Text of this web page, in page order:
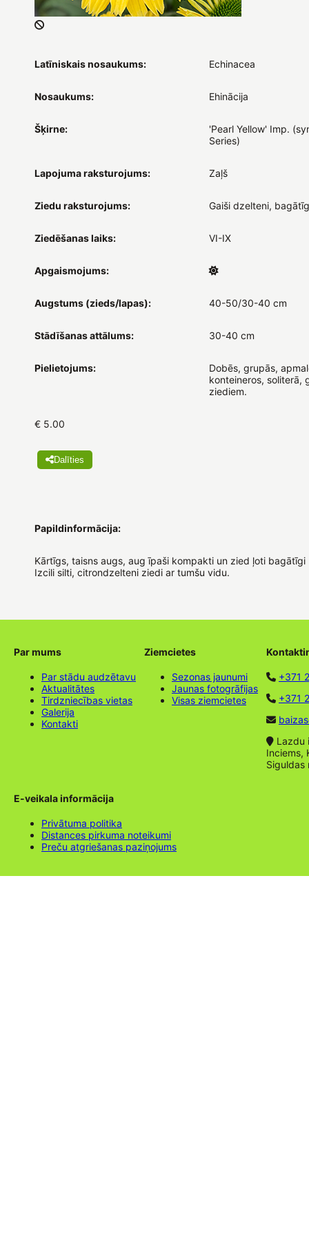
Latīniskais nosaukums: Echinacea
Nosaukums: Ehinācija
Šķirne:
'Pearl Yellow' Imp.
Series)
Lapojuma raksturojums: Zaļš
Ziedu raksturojums: Gaiši dzelteni,
Ziedēšanas laiks: VI-IX
Apgaismojums:
Augstums (zieds/lapas): 40-50/30-40 cm
Stādīšanas attālums: 30-40 cm
Pielietojums:
Dobēs, grupās,
konteineros, soliterā,
ziediem.
€ 5.00
Dalīties
Papildinformācija:
Kārtīgs, taisns augs, aug īpaši kompakti un zied ļoti bagātīgi
Izcili silti, citrondzelteni ziedi ar tumšu vidu.
Par mums
Par stādu audzētavu
Aktualitātes
Tirdzniecības vietas
Galerija
Kontakti
Ziemcietes
Sezonas jaunumi
Jaunas fotogrāfijas
Visas ziemcietes
+371
+371
Lazdu
Inciems,
Siguldas
E-veikala informācija
Privātuma politika
Distances pirkuma noteikumi
Preču atgriešanas paziņojums